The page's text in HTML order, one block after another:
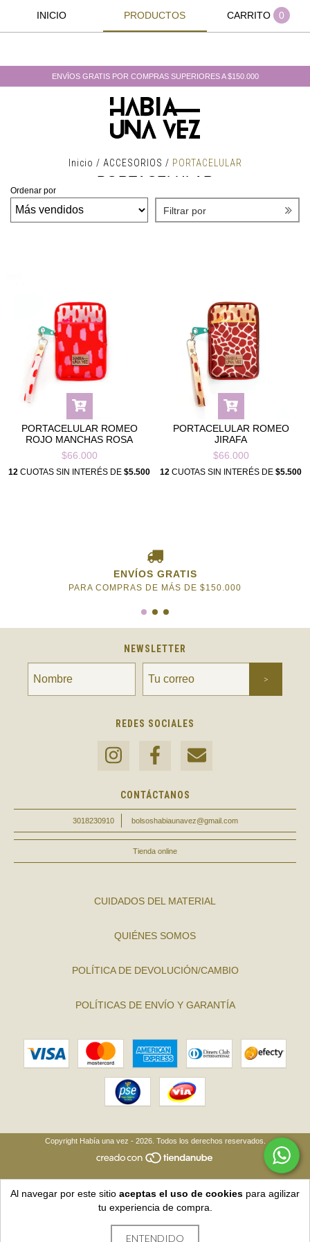
INICIO PRODUCTOS CARRITO 0
ENVÏOS GRATIS POR COMPRAS SUPERIORES A $150.000
Al navegar por este sitio aceptas el uso de cookies para agilizar
tu experiencia de compra.
ENTENDIDO
Inicio / ACCESORIOS / PORTACELULAR
PORTACELULAR
Ordenar por
Filtrar por
PORTACELULAR ROMEO
ROJO MANCHAS ROSA
$66.000
12 CUOTAS SIN INTERÉS DE $5.500
PORTACELULAR ROMEO
JIRAFA
$66.000
12 CUOTAS SIN INTERÉS DE $5.500
ENVÍOS GRATIS
PARA COMPRAS DE MÁS DE $150.000
NEWSLETTER
REDES SOCIALES
CONTÁCTANOS
3018230910 bolsoshabiaunavez@gmail.com
Tienda online
CUIDADOS DEL MATERIAL
QUIÉNES SOMOS
POLÍTICA DE DEVOLUCIÓN/CAMBIO
POLÍTICAS DE ENVÍO Y GARANTÍA
Copyright Había una vez - 2026. Todos los derechos reservados.